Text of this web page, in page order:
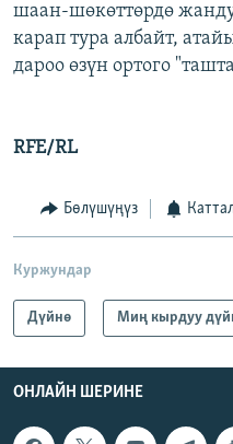
шаан-шөкөттөрдө
карап тура албайт,
дароо өзүн ортого
RFE/RL
Бөлүшүңүз
Куржундар
Дүйнө Миң кырдуу
ОНЛАЙН ШЕРИНЕ